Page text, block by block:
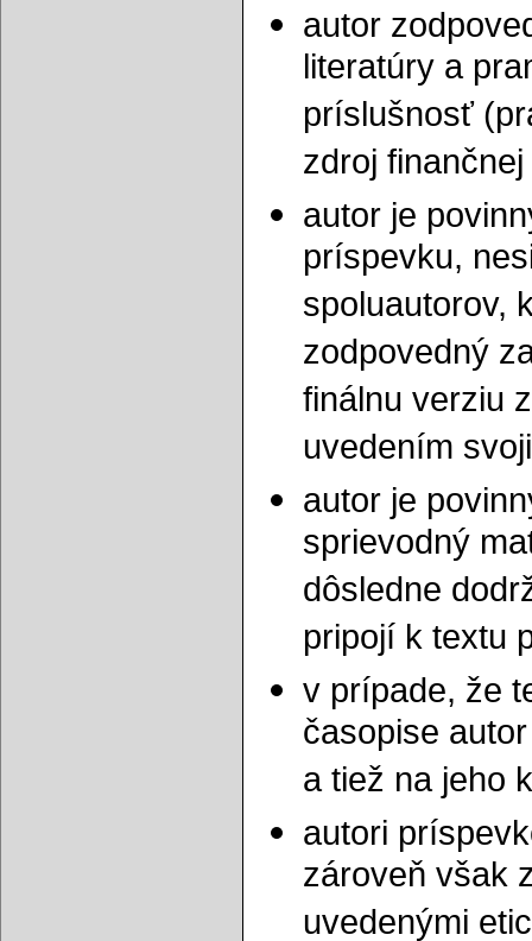
autor
literatúry a
príslušnosť
zdroj
autor je
príspevku,
spoluautorov,
zodpovedný
finálnu verziu
uvedením
autor je
sprievodný
dôsledne
pripojí k textu
v prípade, že
časopise
a tiež na jeho
autori
zároveň však
uvedenými